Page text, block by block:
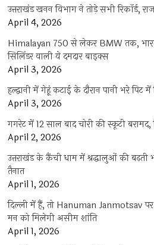
उत्तराखंड खनन विभाग ने तोड़े सभी रिकॉर्ड,
April 4, 2026
Himalayan 750 से लेकर BMW तक,
सिलिंडर वाली ये दमदार बाइक्स
April 3, 2026
हल्द्वानी में गेहूं कटाई के दौरान पानी भरे पिट में
April 3, 2026
गगरेट में 12 साल बाद चोरी की स्कूटी
April 2, 2026
उत्तराखंड के कैंची धाम में श्रद्धालुओं की
तैनात
April 1, 2026
दिल्ली में हैं, तो Hanuman Janmotsav
मन को मिलेगी असीम शांति
April 1, 2026